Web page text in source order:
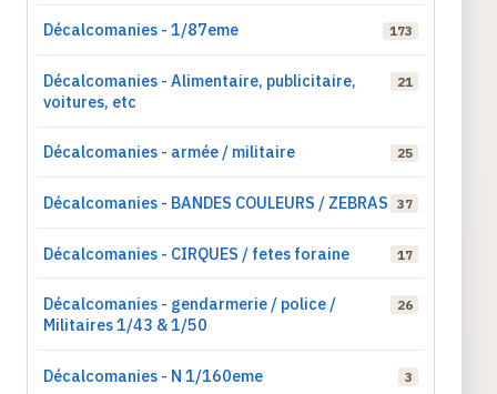
Décalcomanies - 1/87eme 173
Décalcomanies - Alimentaire, publicitaire,
voitures, etc
21
Décalcomanies - armée / militaire 25
Décalcomanies - BANDES COULEURS / ZEBRAS 37
Décalcomanies - CIRQUES / fetes foraine 17
Décalcomanies - gendarmerie / police /
Militaires 1/43 & 1/50
26
Décalcomanies - N 1/160eme 3